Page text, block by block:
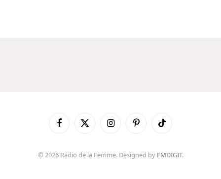
FacebookX
InstagramPinterestTikTok
© 2026 Radio de la Femme. Designed by FMDIGIT.